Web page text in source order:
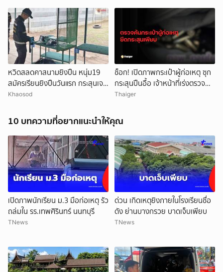
กว่า 15 ราย
หวิดสลดคาสนามยิงปืน หนุ่ม19
สมัครเรียนยิงปืนวันแรก กระสุนเจาะ
ท้ายทอย เร่งยื้อชีวิต
Khaosod
ช็อก! เปิดภาพกระเป๋าผู้ก่อเหตุ ซุก
กระสุนปืนอื้อ เจ้าหน้าที่เร่งตรวจ
สอบ
Thaiger
10 บทความที่อยากแนะนำให้คุณ
เปิดภาพนักเรียน ม.3 มือก่อเหตุ รัว
ถล่มใน รร.เทพศิรินทร์ นนทบุรี
TNews
ด่วน เกิดเหตุยิงภายในโรงเรียนชื่อ
ดัง ย่านบางกรวย บาดเจ็บเพียบ
TNews